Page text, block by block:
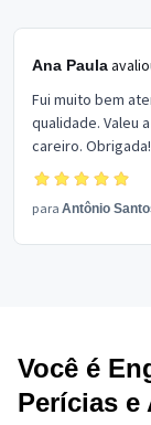
Ana Paula
Fui muito bem
qualidade. Valeu
careiro. Obrigada!
para Antônio
Você é
Perícias e